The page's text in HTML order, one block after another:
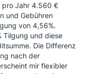
pro Jahr 4.560 €
und Gebühren
von 4,56%.
Tilgung und diese
Die Differenz
nach der
mir flexibler